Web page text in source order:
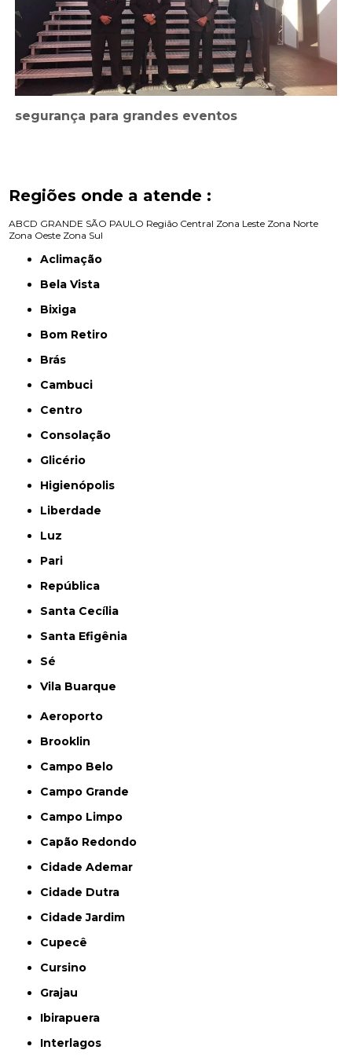
segurança para grandes eventos
Regiões onde a atende :
ABCD GRANDE SÃO PAULO Região Central Zona Leste Zona Norte
Zona Oeste Zona Sul
Aclimação
Bela Vista
Bixiga
Bom Retiro
Brás
Cambuci
Centro
Consolação
Glicério
Higienópolis
Liberdade
Luz
Pari
República
Santa Cecília
Santa Efigênia
Sé
Vila Buarque
Aeroporto
Brooklin
Campo Belo
Campo Grande
Campo Limpo
Capão Redondo
Cidade Ademar
Cidade Dutra
Cidade Jardim
Cupecê
Cursino
Grajau
Ibirapuera
Interlagos